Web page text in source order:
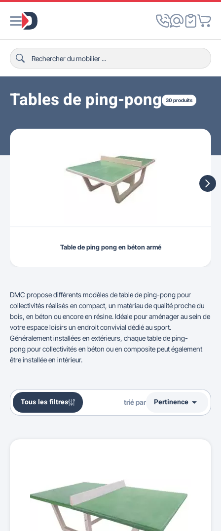
Tables de ping-pong 30 produits
Table de ping pong en béton armé
DMC propose différents modèles de table de ping-pong pour
collectivités réalisés en compact, un matériau de qualité proche du
bois, en béton ou encore en résine. Idéale pour aménager au sein de
votre espace loisirs un endroit convivial dédié au sport.
Généralement installées en extérieurs, chaque table de ping-
pong pour collectivités en béton ou en composite peut également
être installée en intérieur.
Tous les filtres trié par Pertinence 
Prix, croissant
Reference, A to Z